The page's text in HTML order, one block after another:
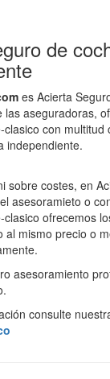
de
es Acierta
las aseguradoras,
clasico con multitud
independiente.
sobre costes, en
asesoramieto o
ofrecemos
al mismo precio o
asesoramiento
consulte